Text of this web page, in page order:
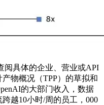
阅具体的企业、营业或API
物概况（TPP）的草拟和
的大部门收入，数据
越10小时/周的员工，000